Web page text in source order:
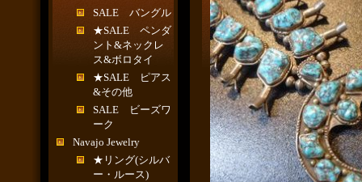
SALE バングル
★SALE ペンダ
ント&ネックレ
ス&ボロタイ
★SALE ピアス
&その他
SALE ビーズワ
ーク
Navajo Jewelry
★リング(シルバ
ー・ルース)